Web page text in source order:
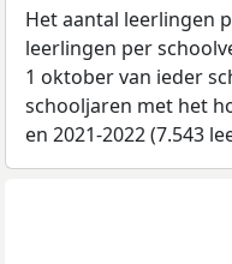
Het aantal leerlingen
leerlingen per
1 oktober van ieder
schooljaren met het
en 2021-2022 (7.543